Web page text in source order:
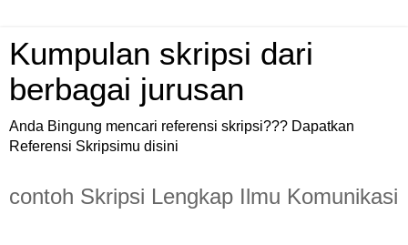
Kumpulan skripsi dari
berbagai jurusan
Anda Bingung mencari referensi skripsi??? Dapatkan
Referensi Skripsimu disini
contoh Skripsi Lengkap Ilmu Komunikasi